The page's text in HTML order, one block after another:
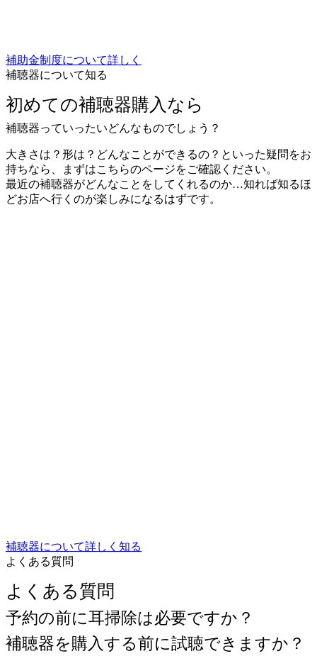
補聴器について知る
初めての補聴器購入なら
補聴器っていったいどんなものでしょう？
大きさは？形は？どんなことができるの？といった疑問をお
持ちなら、まずはこちらのページをご確認ください。
最近の補聴器がどんなことをしてくれるのか…知れば知るほ
どお店へ行くのが楽しみになるはずです。
よくある質問
よくある質問
予約の前に耳掃除は必要ですか？
補聴器を購入する前に試聴できますか？
どれくらい時間がかかりますか?